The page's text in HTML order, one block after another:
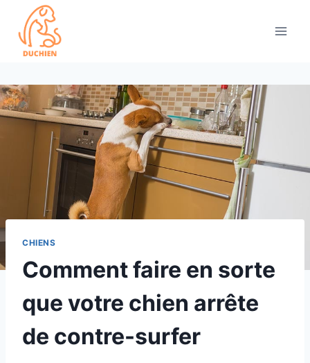
content
CHIENS
Comment faire en sorte
que votre chien arrête
de contre-surfer